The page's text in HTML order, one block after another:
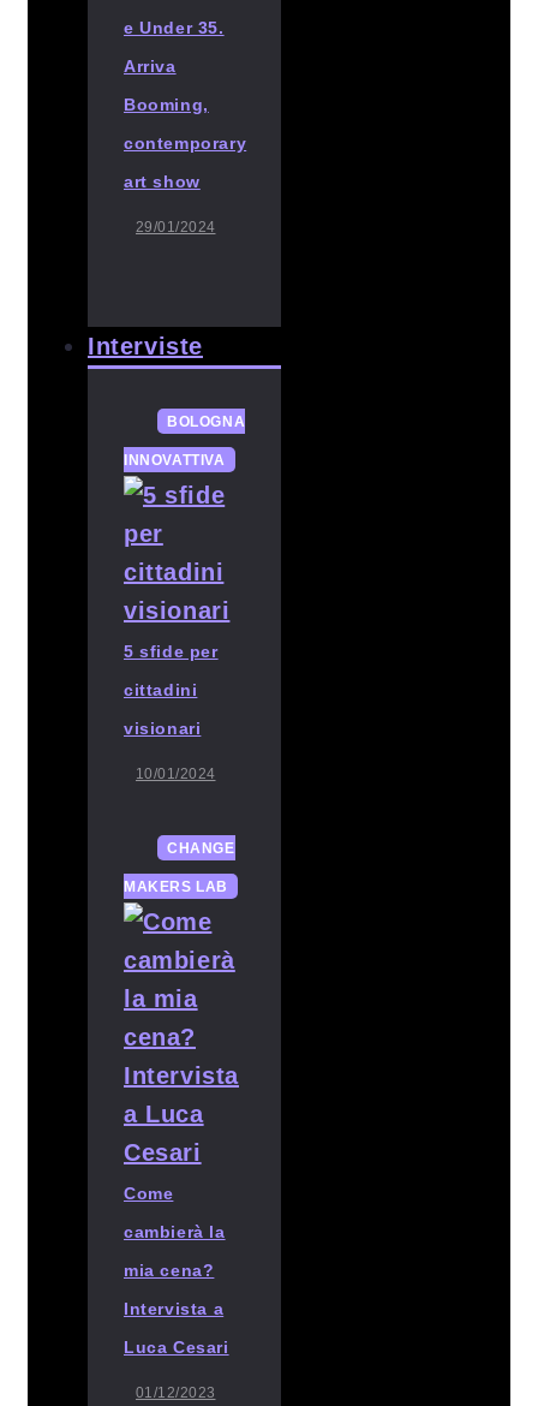
e Under 35.
Arriva
Booming,
contemporary
art show
29/01/2024
Interviste
BOLOGNA
INNOVATTIVA
5 sfide per
cittadini
visionari
10/01/2024
CHANGE
MAKERS LAB
Come
cambierà la
mia cena?
Intervista a
Luca Cesari
01/12/2023